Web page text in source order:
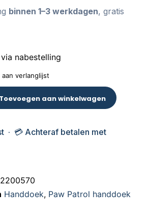
binnen 1–3 werkdagen, gratis
nabestelling
verlanglijst
Toevoegen aan winkelwagen
· 💳 Achteraf betalen met
Handdoek, Paw Patrol handdoek